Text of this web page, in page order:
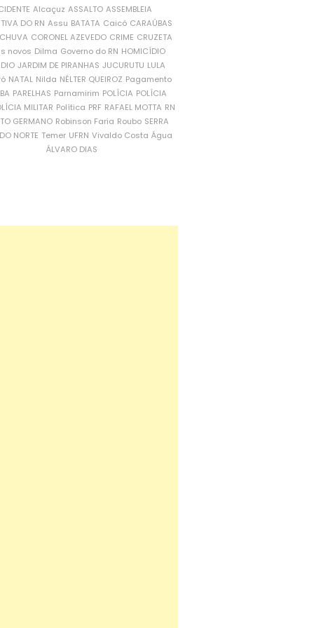
Alcaçuz ASSALTO ASSEMBLEIA
DO RN Assu BATATA Caicó CARAÚBAS
CORONEL AZEVEDO CRIME CRUZETA
novos Dilma Governo do RN HOMICÍDIO
JARDIM DE PIRANHAS JUCURUTU LULA
NATAL Nilda NÉLTER QUEIROZ Pagamento
PARELHAS Parnamirim POLÍCIA POLÍCIA
MILITAR Política PRF RAFAEL MOTTA RN
GERMANO Robinson Faria Roubo SERRA
NORTE Temer UFRN Vivaldo Costa Água
ÁLVARO DIAS